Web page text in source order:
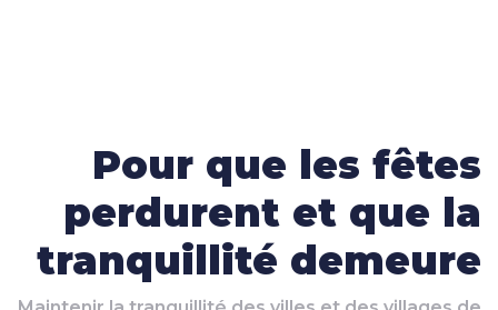
Pour que les fêtes
perdurent et que la
tranquillité demeure